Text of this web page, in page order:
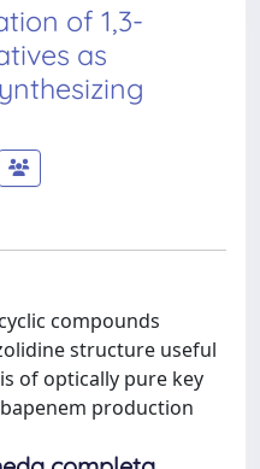
of 1,3-
as
compounds
structure useful
of optically pure key
production